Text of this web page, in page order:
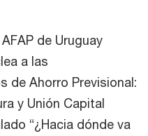
de Uruguay
a las
de Ahorro Previsional:
y Unión Capital
“¿Hacia dónde va